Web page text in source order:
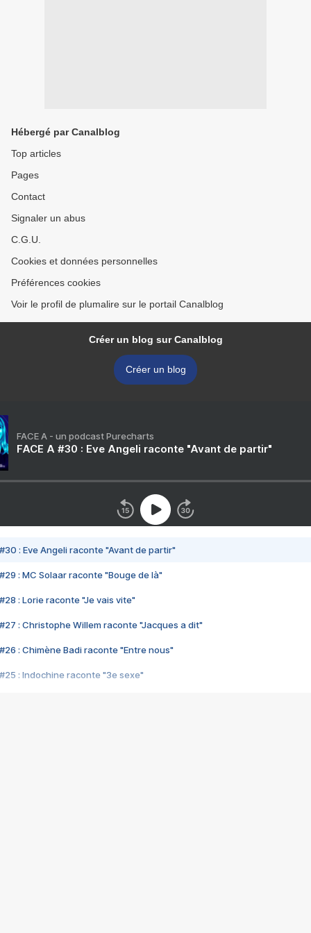
Hébergé par Canalblog
Top articles
Pages
Contact
Signaler un abus
C.G.U.
Cookies et données personnelles
Préférences cookies
Voir le profil de plumalire sur le portail Canalblog
Créer un blog sur Canalblog
Créer un blog
FACE A - un podcast Purecharts
FACE A #30 : Eve Angeli raconte "Avant de partir"
#30 : Eve Angeli raconte "Avant de partir"
#29 : MC Solaar raconte "Bouge de là"
#28 : Lorie raconte "Je vais vite"
#27 : Christophe Willem raconte "Jacques a dit"
#26 : Chimène Badi raconte "Entre nous"
#25 : Indochine raconte "3e sexe"